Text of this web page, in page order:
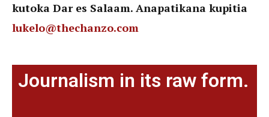
kutoka Dar es Salaam. Anapatikana kupitia
lukelo@thechanzo.com
Journalism in its raw form.